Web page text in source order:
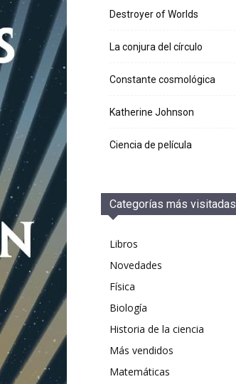
Destroyer of Worlds
La conjura del círculo
Constante cosmológica
Katherine Johnson
Ciencia de película
Categorías más visitadas
Libros
Novedades
Física
Biología
Historia de la ciencia
Más vendidos
Matemáticas